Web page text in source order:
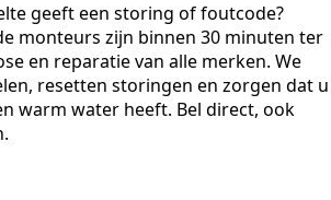
geeft een storing of foutcode?
monteurs zijn binnen 30 minuten ter
en reparatie van alle merken. We
resetten storingen en zorgen dat u
warm water heeft. Bel direct, ook